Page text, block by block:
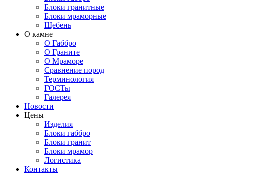
Блоки гранитные
Блоки мраморные
Щебень
О камне
О Габбро
О Граните
О Мраморе
Сравнение пород
Терминология
ГОСТы
Галерея
Новости
Цены
Изделия
Блоки габбро
Блоки гранит
Блоки мрамор
Логистика
Контакты